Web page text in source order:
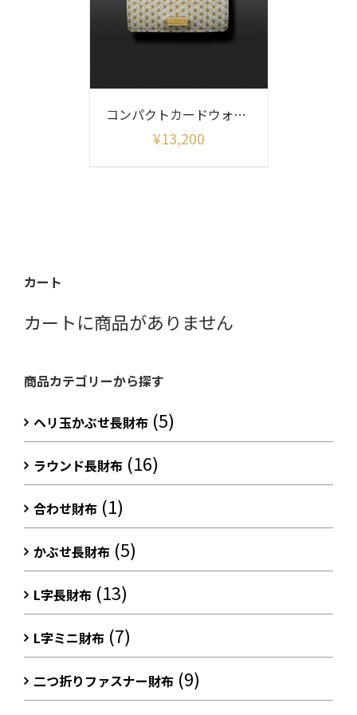
コンパクトカードウォレット 麻の葉
¥13,200
カート
カートに商品がありません
商品カテゴリーから探す
ヘリ玉かぶせ長財布 (5)
ラウンド長財布 (16)
合わせ財布 (1)
かぶせ長財布 (5)
L字長財布 (13)
L字ミニ財布 (7)
二つ折りファスナー財布 (9)